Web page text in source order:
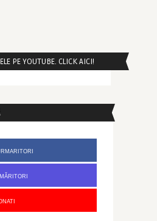
PE YOUTUBE. CLICK AICI!